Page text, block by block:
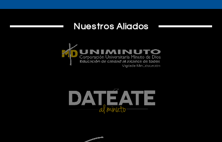
Nuestros Aliados